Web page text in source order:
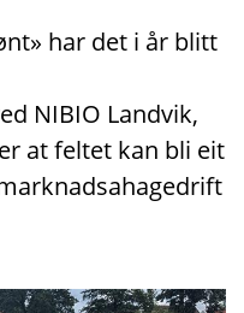
har det i år blitt
NIBIO Landvik,
at feltet kan bli eit